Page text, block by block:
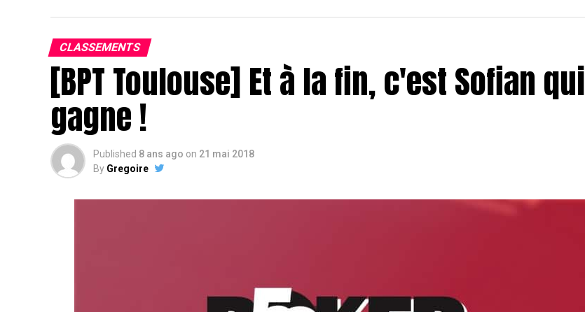
CLASSEMENTS
[BPT Toulouse] Et à la fin, c'est Sofian qui
gagne !
Published 8 ans ago on 21 mai 2018
By Gregoire